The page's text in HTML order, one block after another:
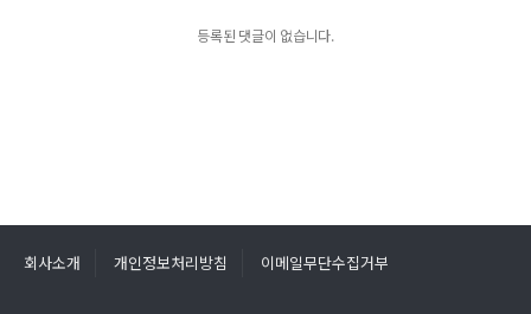
등록된 댓글이 없습니다.
회사소개 개인정보처리방침 이메일무단수집거부